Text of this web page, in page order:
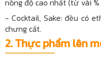
nồng độ cao nhất (từ vài
- Cocktail, Sake: đều có
chưng cất.
2. Thực phẩm lên